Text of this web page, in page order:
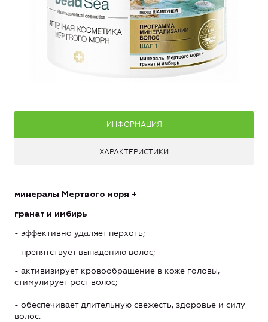
ИНФОРМАЦИЯ
ХАРАКТЕРИСТИКИ
минералы Мертвого моря +
гранат и имбирь
- эффективно удаляет перхоть;
- препятствует выпадению волос;
- активизирует кровообращение в коже головы,
стимулирует рост волос;
- обеспечивает длительную свежесть, здоровье и силу
волос.